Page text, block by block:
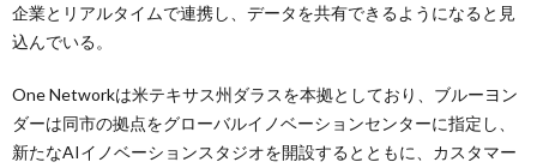
企業とリアルタイムで連携し、データを共有できるようになると見
込んでいる。
One Networkは米テキサス州ダラスを本拠としており、ブルーヨン
ダーは同市の拠点をグローバルイノベーションセンターに指定し、
新たなAIイノベーションスタジオを開設するとともに、カスタマー